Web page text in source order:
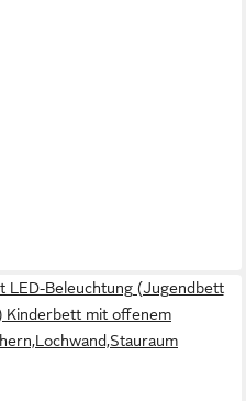
LED-Beleuchtung (Jugendbett
Kinderbett mit offenem